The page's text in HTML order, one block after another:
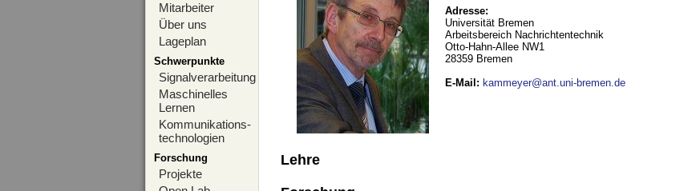
Mitarbeiter
Über uns
Lageplan
Schwerpunkte
Signalverarbeitung
Maschinelles
Lernen
Kommunikations-
technologien
Forschung
Projekte
Adresse:
Universität Bremen
Arbeitsbereich Nachrichtentechnik
Otto-Hahn-Allee NW1
28359 Bremen
E-Mail : kammeyer@ant.uni-bremen.de
Lehre